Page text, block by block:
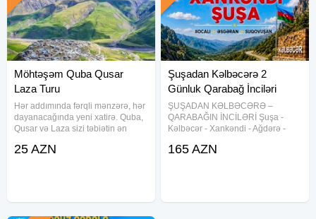
Möhtəşəm Quba Qusar
Laza Turu
Hər addımında fərqli mənzərə, hər
dayanacağında yeni xatirə. Quba,
Qusar və Laza sizi təbiətin ən
Möhtəşəm Quba Qusar Laza Turu
25 AZN
Şuşadan Kəlbəcərə 2
Günluk Qarabağ İnciləri
ŞUŞADAN KƏLBƏCƏRƏ –
QARABAĞIN İNCİLƏRİ Şuşa -
Kəlbəcər - Xankəndi - Ağdərə -
Əsgəran turu Tarixlər (2 günlük):
165 AZN